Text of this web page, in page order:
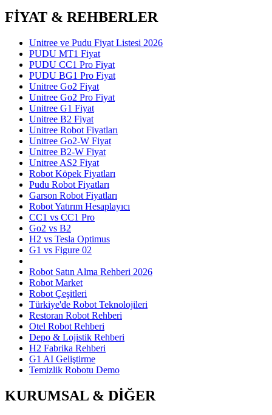
FİYAT & REHBERLER
Unitree ve Pudu Fiyat Listesi 2026
PUDU MT1 Fiyat
PUDU CC1 Pro Fiyat
PUDU BG1 Pro Fiyat
Unitree Go2 Fiyat
Unitree Go2 Pro Fiyat
Unitree G1 Fiyat
Unitree B2 Fiyat
Unitree Robot Fiyatları
Unitree Go2-W Fiyat
Unitree B2-W Fiyat
Unitree AS2 Fiyat
Robot Köpek Fiyatları
Pudu Robot Fiyatları
Garson Robot Fiyatları
Robot Yatırım Hesaplayıcı
CC1 vs CC1 Pro
Go2 vs B2
H2 vs Tesla Optimus
G1 vs Figure 02
Robot Satın Alma Rehberi 2026
Robot Market
Robot Çeşitleri
Türkiye'de Robot Teknolojileri
Restoran Robot Rehberi
Otel Robot Rehberi
Depo & Lojistik Rehberi
H2 Fabrika Rehberi
G1 AI Geliştirme
Temizlik Robotu Demo
KURUMSAL & DİĞER